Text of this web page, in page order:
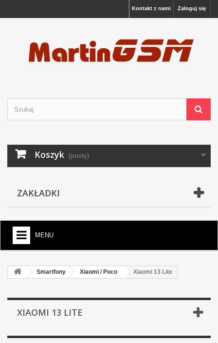
Zaloguj się
Kontakt z nami
Koszyk (pusty)
ZAKŁADKI
MENU
Smartfony Xiaomi / Poco Xiaomi 13 Lite
XIAOMI 13 LITE